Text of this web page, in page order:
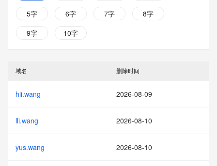
5字
6字 7字
8字
9字
10字
域名 删除时间
hii.wang 2026-08-09
lli.wang 2026-08-10
yus.wang 2026-08-10